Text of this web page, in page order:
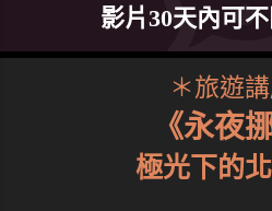
影片30天內可
＊旅遊
《永夜
極光下的